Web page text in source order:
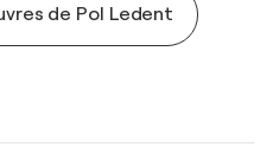
de Pol Ledent